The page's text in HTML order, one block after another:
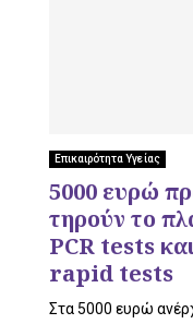
Επικαιρότητα Υγείας
5000 ευρώ
τηρούν το
PCR tests
rapid tests
Στα 5000 ευρώ